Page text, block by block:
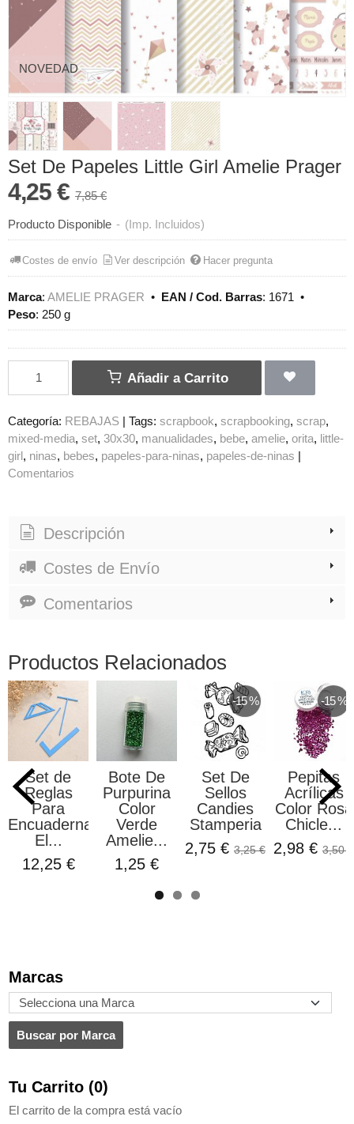
Marcas
Tu Carrito (0)
El carrito de la compra está vacío
NOVEDAD
Set De Papeles Little Girl Amelie Prager
4,25 € 7,85 €
Producto Disponible - (Imp. Incluidos)
Costes de envío Ver descripción Hacer pregunta
Marca: AMELIE PRAGER • EAN / Cod. Barras: 1671 •
Peso: 250 g
Añadir a Carrito
Categoría: REBAJAS | Tags: scrapbook scrapbooking scrap
mixed-media set 30x30 manualidades bebe amelie orita little-
girl ninas bebes papeles-para-ninas papeles-de-ninas |
Comentarios
Descripción
Costes de Envío
Comentarios
Productos Relacionados
Set de
Reglas
Para
Encuadernación
El...
12,25 €
Bote De
Purpurina
Color
Verde
Amelie...
1,25 €
-15 %
Set De
Sellos
Candies
Stamperia
2,75 € 3,25 €
-15 %
Pepitas
Acrílicas
Color Rosa
Chicle...
2,98 € 3,50 €